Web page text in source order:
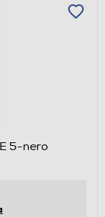
5-nero